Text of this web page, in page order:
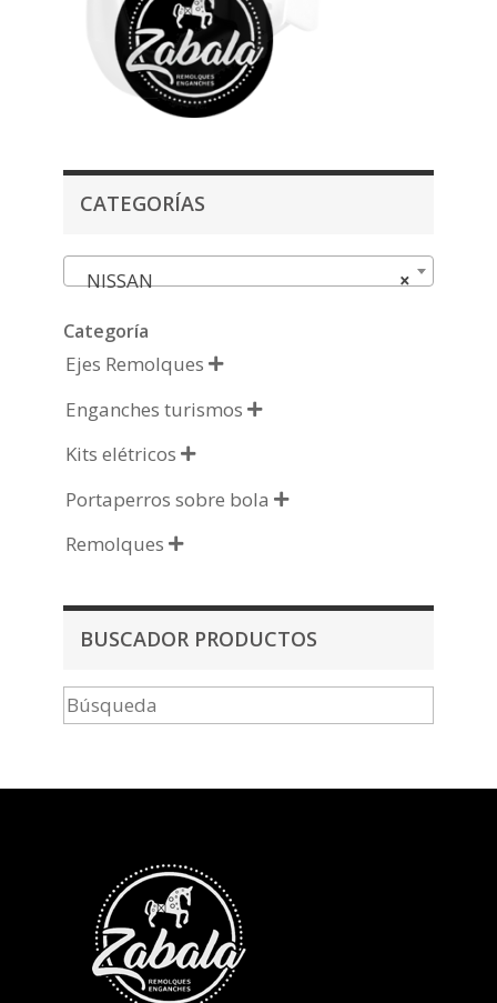
CATEGORÍAS
×
NISSAN
Categoría
Ejes Remolques 
Enganches turismos 
Kits elétricos 
Portaperros sobre bola 
Remolques 
BUSCADOR PRODUCTOS